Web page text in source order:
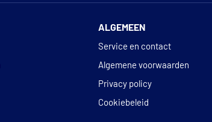
ALGEMEEN
Service en contact
Algemene voorwaarden
Privacy policy
Cookiebeleid